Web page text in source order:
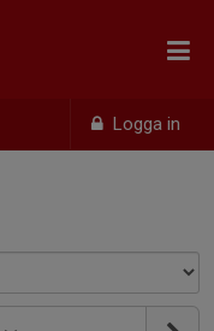
Logga in